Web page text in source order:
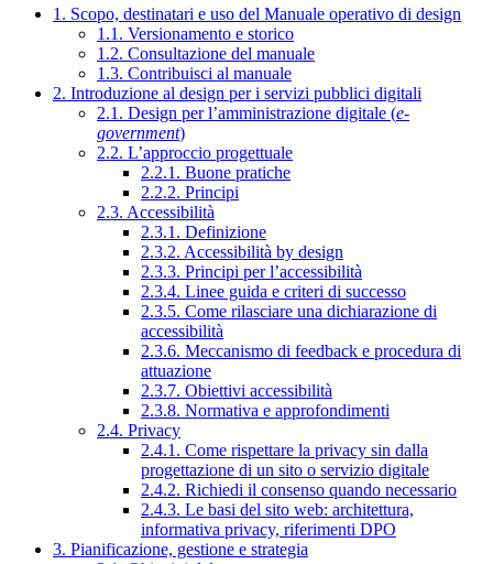
1. Scopo, destinatari e uso del Manuale operativo di design
1.1. Versionamento e storico
1.2. Consultazione del manuale
1.3. Contribuisci al manuale
2. Introduzione al design per i servizi pubblici digitali
2.1. Design per l’amministrazione digitale (e-
government)
2.2. L’approccio progettuale
2.2.1. Buone pratiche
2.2.2. Principi
2.3. Accessibilità
2.3.1. Definizione
2.3.2. Accessibilità by design
2.3.3. Principi per l’accessibilità
2.3.4. Linee guida e criteri di successo
2.3.5. Come rilasciare una dichiarazione di
accessibilità
2.3.6. Meccanismo di feedback e procedura di
attuazione
2.3.7. Obiettivi accessibilità
2.3.8. Normativa e approfondimenti
2.4. Privacy
2.4.1. Come rispettare la privacy sin dalla
progettazione di un sito o servizio digitale
2.4.2. Richiedi il consenso quando necessario
2.4.3. Le basi del sito web: architettura,
informativa privacy, riferimenti DPO
3. Pianificazione, gestione e strategia